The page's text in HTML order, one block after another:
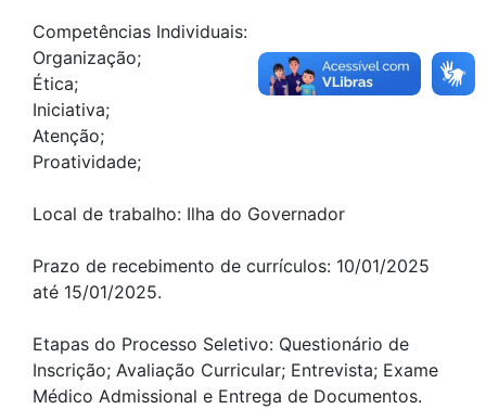
Competências Individuais:
Organização;
Ética;
Iniciativa;
Atenção;
Proatividade;
Local de trabalho: Ilha do Governador
Prazo de recebimento de currículos: 10/01/2025
até 15/01/2025.
Etapas do Processo Seletivo: Questionário de
Inscrição; Avaliação Curricular; Entrevista; Exame
Médico Admissional e Entrega de Documentos.